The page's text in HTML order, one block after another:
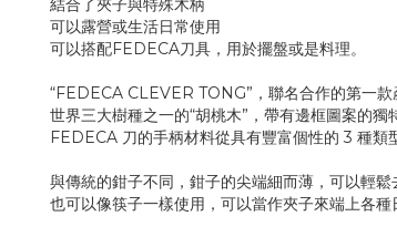
結合了夾子與特殊木柄
可以露營或生活日常使用
可以搭配FEDECA刀具，用於擺盤或是料理。
“FEDECA CLEVER TONG”，聯名合作的第一款
世界三大樹種之一的“胡桃木”，帶有邊框圖案的
FEDECA 刀的手柄材料從具有豐富個性的 3 種類
與傳統的鉗子不同，鉗子的尖端細而薄，可以輕鬆
也可以像筷子一樣使用，可以當作夾子來端上各種